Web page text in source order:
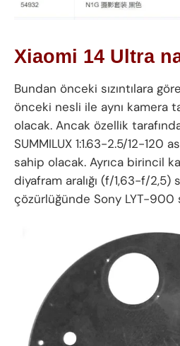
Xiaomi 14 Ultra
Bundan önceki sızıntılara
önceki nesli ile aynı kamera
olacak. Ancak özellik
SUMMILUX 1:1.63-2.5/12-120
sahip olacak. Ayrıca birincil
diyafram aralığı (f/1,63-f/2,5)
çözürlüğünde Sony LYT-900